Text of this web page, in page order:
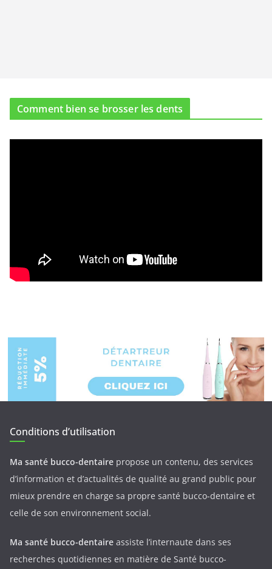
Comment bien se brosser les dents
Conditions d’utilisation
Ma santé bucco-dentaire propose un contenu, des services
d’information et d’actualités de qualité au grand public pour
mieux prendre en charge sa propre santé bucco-dentaire et
celle de son environnement social.
Ma santé bucco-dentaire assiste l’internaute dans ses
recherches quotidiennes en matière de Santé bucco-